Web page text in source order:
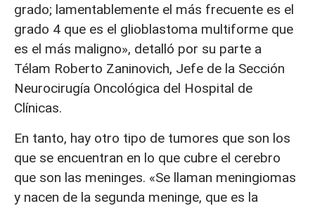
grado; lamentablemente el más frecuente es el
grado 4 que es el glioblastoma multiforme que
es el más maligno», detalló por su parte a
Télam Roberto Zaninovich, Jefe de la Sección
Neurocirugía Oncológica del Hospital de
Clínicas.
En tanto, hay otro tipo de tumores que son los
que se encuentran en lo que cubre el cerebro
que son las meninges. «Se llaman meningiomas
y nacen de la segunda meninge, que es la